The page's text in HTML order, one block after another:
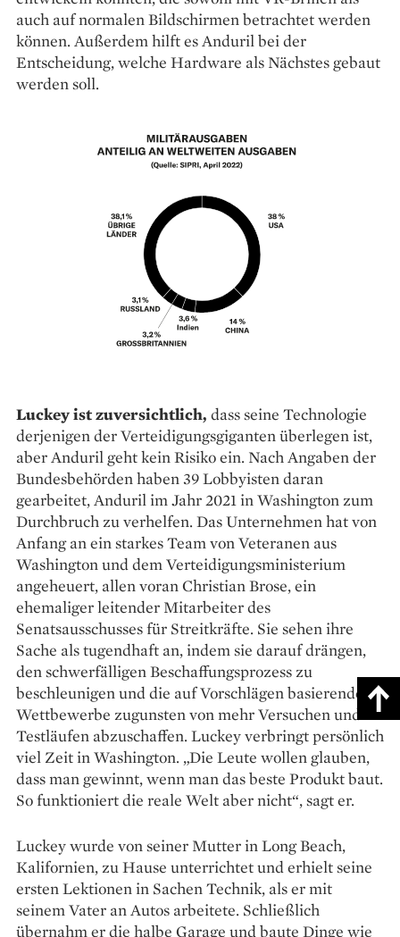
auch auf normalen Bildschirmen betrachtet werden
können. Außerdem hilft es Anduril bei der
Entscheidung, welche Hardware als Nächstes gebaut
werden soll.
Luckey ist zuversichtlich, dass seine Technologie
derjenigen der Verteidigungsgiganten überlegen ist,
aber Anduril geht kein Risiko ein. Nach Angaben der
Bundesbehörden haben 39 Lobbyisten daran
gearbeitet, Anduril im Jahr 2021 in Washington zum
Durchbruch zu verhelfen. Das Unternehmen hat von
Anfang an ein starkes Team von Veteranen aus
Washington und dem Verteidigungsministerium
angeheuert, allen voran Christian Brose, ein
ehemaliger leitender Mitarbeiter des
Senatsausschusses für Streitkräfte. Sie sehen ihre
Sache als tugendhaft an, indem sie darauf drängen,
den schwerfälligen Beschaffungsprozess zu
beschleunigen und die auf Vorschlägen basierenden
Wettbewerbe zugunsten von mehr Versuchen und
Testläufen abzuschaffen. Luckey verbringt persönlich
viel Zeit in Washington. „Die Leute wollen glauben,
dass man gewinnt, wenn man das beste Produkt baut.
So funktioniert die reale Welt aber nicht“, sagt er.
Luckey wurde von seiner Mutter in Long Beach,
Kalifornien, zu Hause unterrichtet und erhielt seine
ersten Lektionen in Sachen Technik, als er mit
seinem Vater an Autos arbeitete. Schließlich
übernahm er die halbe Garage und baute Dinge wie